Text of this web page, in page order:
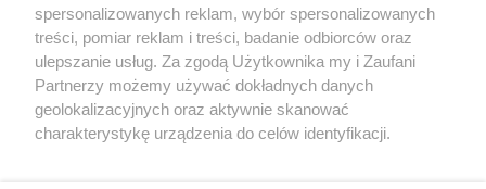
Redakcja Reklama Prywatność
Praca Łódź
the:protocol
spersonalizowanych reklam, wybór spersonalizowanych
treści, pomiar reklam i treści, badanie odbiorców oraz
ulepszanie usług. Za zgodą Użytkownika my i Zaufani
Partnerzy możemy używać dokładnych danych
geolokalizacyjnych oraz aktywnie skanować
charakterystykę urządzenia do celów identyfikacji.